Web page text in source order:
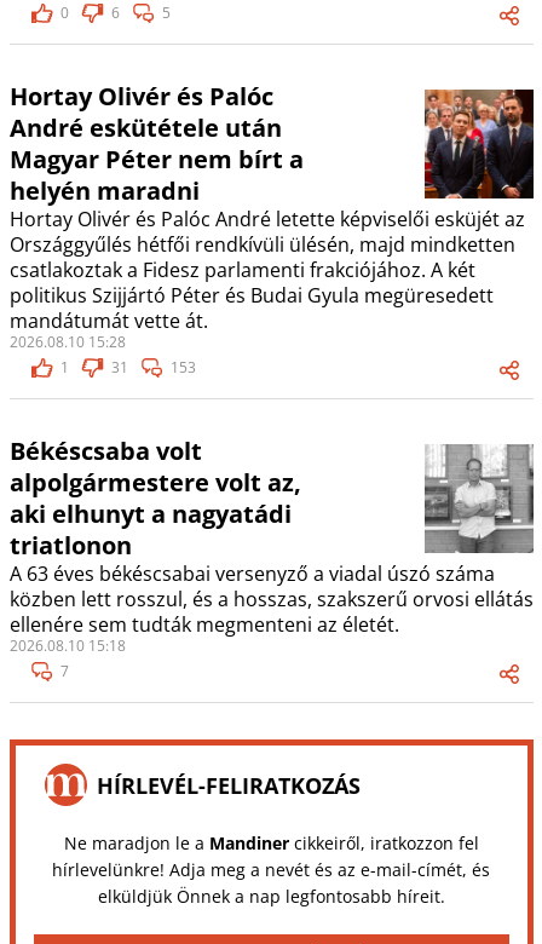
0
6 5
Hortay Olivér és Palóc
André eskütétele után
Magyar Péter nem bírt a
helyén maradni
Hortay Olivér és Palóc André letette képviselői esküjét az
Országgyűlés hétfői rendkívüli ülésén, majd mindketten
csatlakoztak a Fidesz parlamenti frakciójához. A két
politikus Szijjártó Péter és Budai Gyula megüresedett
mandátumát vette át.
2026.08.10 15:28
1
31 153
Békéscsaba volt
alpolgármestere volt az,
aki elhunyt a nagyatádi
triatlonon
A 63 éves békéscsabai versenyző a viadal úszó száma
közben lett rosszul, és a hosszas, szakszerű orvosi ellátás
ellenére sem tudták megmenteni az életét.
2026.08.10 15:18
7
HÍRLEVÉL-FELIRATKOZÁS
Ne maradjon le a Mandinercikkeiről, iratkozzon fel
hírlevelünkre! Adja meg a nevét és az e-mail-címét, és
elküldjük Önnek a nap legfontosabb híreit.